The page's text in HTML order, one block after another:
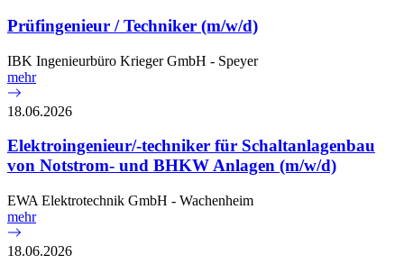
Prüfingenieur / Techniker (m/w/d)
IBK Ingenieurbüro Krieger GmbH - Speyer
mehr
18.06.2026
Elektroingenieur/-techniker für Schaltanlagenbau
von Notstrom- und BHKW Anlagen (m/w/d)
EWA Elektrotechnik GmbH - Wachenheim
mehr
18.06.2026